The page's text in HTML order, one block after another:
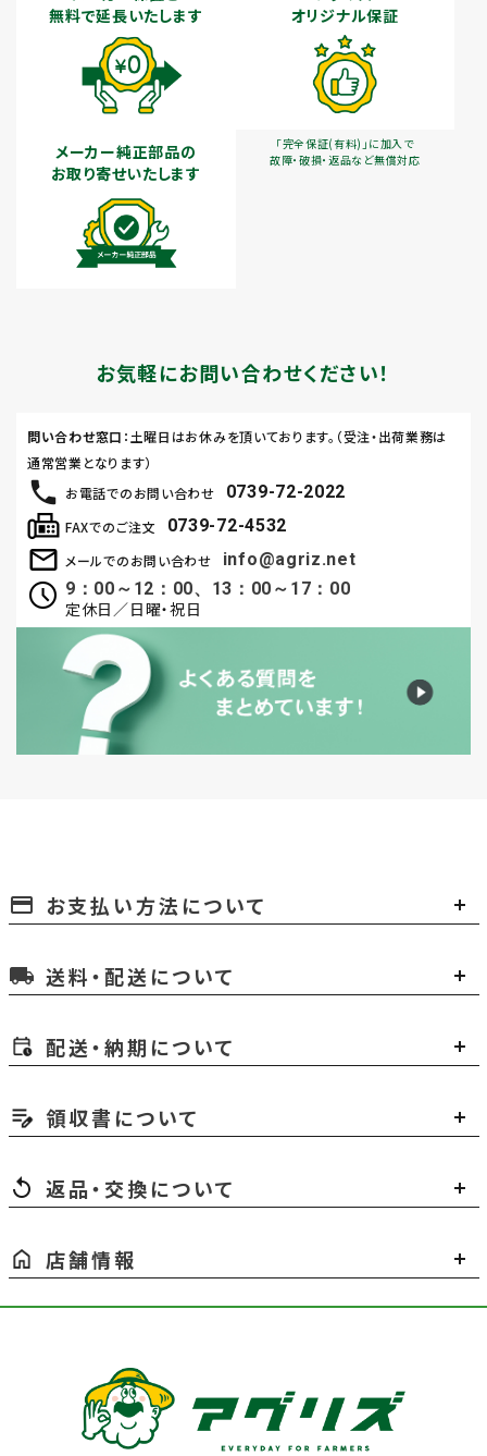
無料で延長いたします
オリジナル保証
「完全保証(有料)」に加入で
故障・破損・返品など無償対応
メーカー純正部品の
お取り寄せいたします
お気軽にお問い合わせください！
お電話でのお問い合わせ 0739-72-2022
メールでのお問い合わせ
info@agriz.net
9：00～12：00、13：00～17：00
定休日／日曜・祝日
FAXでのご注文 0739-72-4532
問い合わせ窓口 ：土曜日はお休みを頂いております。（受注・出荷業務は
通常営業となります）
payment お支払い方法について
local_shipping 送料・配送について
配送・納期について
領収書について
返品・交換について
店舗情報